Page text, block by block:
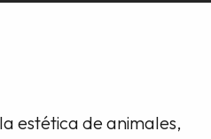
estética de animales,